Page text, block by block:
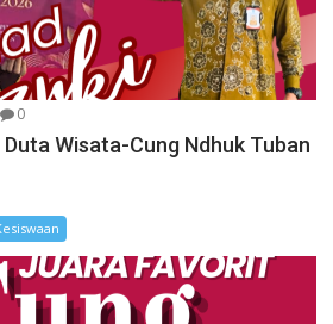
0
Wisata-Cung Ndhuk Tuban